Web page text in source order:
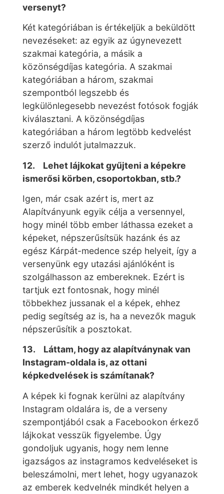
versenyt?
Két kategóriában is értékeljük a beküldött
nevezéseket: az egyik az úgynevezett
szakmai kategória, a másik a
közönségdíjas kategória. A szakmai
kategóriában a három, szakmai
szempontból legszebb és
legkülönlegesebb nevezést fotósok fogják
kiválasztani. A közönségdíjas
kategóriában a három legtöbb kedvelést
szerző indulót jutalmazzuk.
12. Lehet lájkokat gyűjteni a képekre
ismerősi körben, csoportokban, stb.?
Igen, már csak azért is, mert az
Alapítványunk egyik célja a versennyel,
hogy minél több ember láthassa ezeket a
képeket, népszerűsítsük hazánk és az
egész Kárpát-medence szép helyeit, így a
versenyünk egy utazási ajánlóként is
szolgálhasson az embereknek. Ezért is
tartjuk ezt fontosnak, hogy minél
többekhez jussanak el a képek, ehhez
pedig segítség az is, ha a nevezők maguk
népszerűsítik a posztokat.
13. Láttam, hogy az alapítványnak van
Instagram-oldala is, az ottani
képkedvelések is számítanak?
A képek ki fognak kerülni az alapítvány
Instagram oldalára is, de a verseny
szempontjából csak a Facebookon érkező
lájkokat vesszük figyelembe. Úgy
gondoljuk ugyanis, hogy nem lenne
igazságos az instagramos kedveléseket is
beleszámolni, mert lehet, hogy ugyanazok
az emberek kedvelnék mindkét helyen a